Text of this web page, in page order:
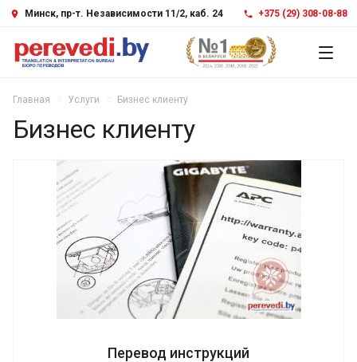
Минск, пр-т. Независимости 11/2, каб. 24 +375 (29) 308-08-88
Главная Услуги Бизнес клиенту
Бизнес клиенту
Перевод инструкций